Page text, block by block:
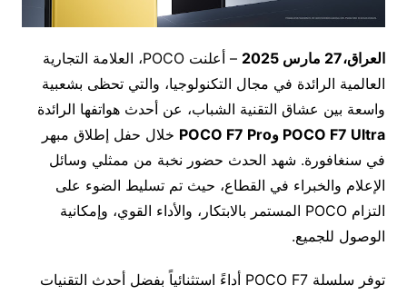
العراق،27 مارس 2025
– أعلنت POCO، العلامة التجارية
العالمية الرائدة في مجال التكنولوجيا، والتي تحظى بشعبية
واسعة بين عشاق التقنية الشباب، عن أحدث هواتفها الرائدة
POCO F7 Ultra وPOCO F7 Pro خلال حفل إطلاق مبهر
في سنغافورة. شهد الحدث حضور نخبة من ممثلي وسائل
الإعلام والخبراء في القطاع، حيث تم تسليط الضوء على
التزام POCO المستمر بالابتكار، والأداء القوي، وإمكانية
الوصول للجميع.
توفر سلسلة POCO F7 أداءً استثنائياً بفضل أحدث التقنيات